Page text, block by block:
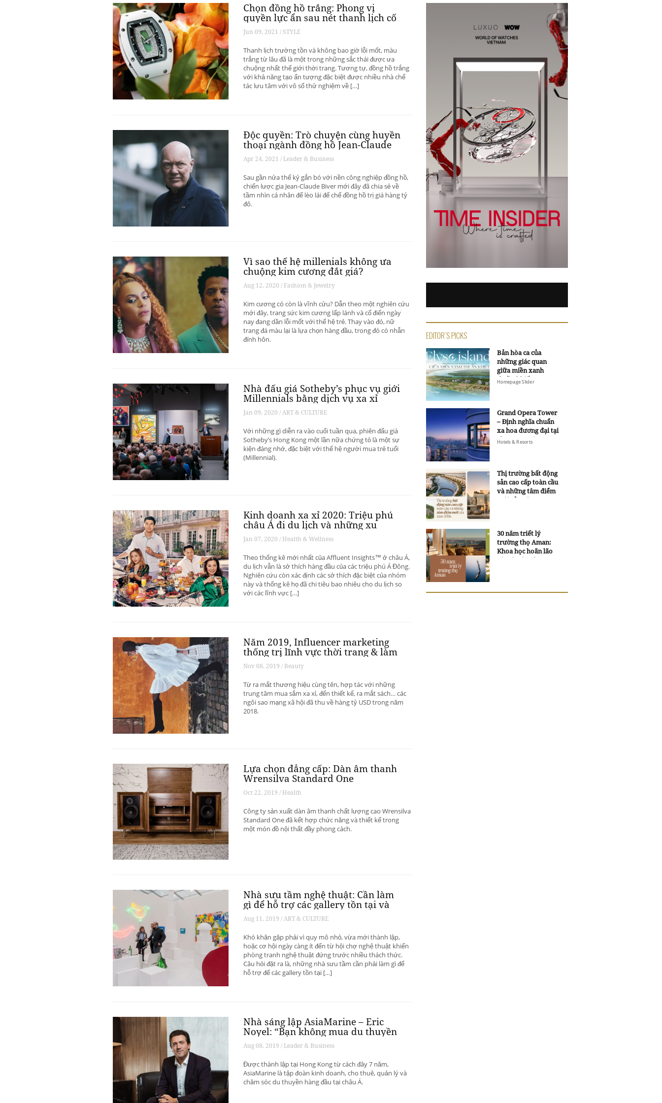
Chọn đồng hồ trắng: Phong vị
quyền lực ẩn sau nét thanh lịch cố
hữu
Jun 09, 2021 / STYLE
Thanh lịch trường tồn và không bao giờ lỗi mốt, màu
trắng từ lâu đã là một trong những sắc thái được ưa
chuộng nhất thế giới thời trang. Tương tự, đồng hồ trắng
với khả năng tạo ấn tượng đặc biệt được nhiều nhà chế
tác lưu tâm với vô số thử nghiệm về […]
Độc quyền: Trò chuyện cùng huyền
thoại ngành đồng hồ Jean-Claude
Biver
Apr 24, 2021 / Leader & Business
Sau gần nửa thế kỷ gắn bó với nền công nghiệp đồng hồ,
chiến lược gia Jean-Claude Biver mới đây đã chia sẻ về
tầm nhìn cá nhân để lèo lái đế chế đồng hồ trị giá hàng tỷ
đô.
Vì sao thế hệ millenials không ưa
chuộng kim cương đắt giá?
Aug 12, 2020 / Fashion & Jewelry
Kim cương có còn là vĩnh cửu? Dẫn theo một nghiên cứu
mới đây, trang sức kim cương lấp lánh và cổ điển ngày
nay đang dần lỗi mốt với thế hệ trẻ. Thay vào đó, nữ
trang đá màu lại là lựa chọn hàng đầu, trong đó có nhẫn
đính hôn.
Nhà đấu giá Sotheby’s phục vụ giới
Millennials bằng dịch vụ xa xỉ
Jan 09, 2020 / ART & CULTURE
Với những gì diễn ra vào cuối tuần qua, phiên đấu giá
Sotheby’s Hong Kong một lần nữa chứng tỏ là một sự
kiện đáng nhớ, đặc biệt với thế hệ người mua trẻ tuổi
(Millennial).
Kinh doanh xa xỉ 2020: Triệu phú
châu Á đi du lịch và những xu
hướng có thể thay đổi ngành du
lịch thượng lưu
Jan 07, 2020 / Health & Wellness
Theo thống kê mới nhất của Affluent Insights™ ở châu Á,
du lịch vẫn là sở thích hàng đầu của các triệu phú Á Đông.
Nghiên cứu còn xác định các sở thích đặc biệt của nhóm
này và thống kê họ đã chi tiêu bao nhiêu cho du lịch so
với các lĩnh vực […]
Năm 2019, Influencer marketing
thống trị lĩnh vực thời trang & làm
đẹp
Nov 08, 2019 / Beauty
Từ ra mắt thương hiệu cùng tên, hợp tác với những
trung tâm mua sắm xa xỉ, đến thiết kế, ra mắt sách… các
ngôi sao mạng xã hội đã thu về hàng tỷ USD trong năm
2018.
Lựa chọn đẳng cấp: Dàn âm thanh
Wrensilva Standard One
Oct 22, 2019 / Health
Công ty sản xuất dàn âm thanh chất lượng cao Wrensilva
Standard One đã kết hợp chức năng và thiết kế trong
một món đồ nội thất đầy phong cách.
Nhà sưu tầm nghệ thuật: Cần làm
gì để hỗ trợ các gallery tồn tại và
phát triển? – Phần 1
Aug 11, 2019 / ART & CULTURE
Khó khăn gặp phải vì quy mô nhỏ, vừa mới thành lập,
hoặc cơ hội ngày càng ít đến từ hội chợ nghệ thuật khiến
phòng tranh nghệ thuật đứng trước nhiều thách thức.
Câu hỏi đặt ra là, những nhà sưu tầm cần phải làm gì để
hỗ trợ để các gallery tồn tại […]
Nhà sáng lập AsiaMarine – Eric
Noyel: “Bạn không mua du thuyền
để đầu tư sinh lời”
Aug 08, 2019 / Leader & Business
Được thành lập tại Hong Kong từ cách đây 7 năm,
AsiaMarine là tập đoàn kinh doanh, cho thuê, quản lý và
chăm sóc du thuyền hàng đầu tại châu Á.
EDITOR'S PICKS
Bản hòa ca của
những giác quan
giữa miền xanh
thuần khiết
Homepage Slider
Grand Opera Tower
– Định nghĩa chuẩn
xa hoa đương đại tại
Sheraton Saigon
Hotels & Resorts
Thị trường bất động
sản cao cấp toàn cầu
và những tâm điểm
mới của năm 2026
30 năm triết lý
trường thọ Aman:
Khoa học hoãn lão
và trí tuệ ngàn xưa